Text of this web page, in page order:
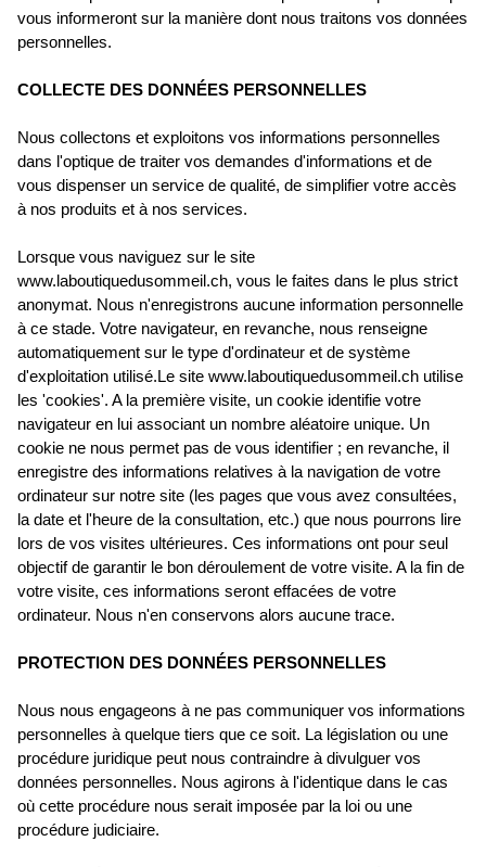
vous informeront sur la manière dont nous traitons vos données
personnelles.
COLLECTE DES DONNÉES PERSONNELLES
Nous collectons et exploitons vos informations personnelles
dans l'optique de traiter vos demandes d'informations et de
vous dispenser un service de qualité, de simplifier votre accès
à nos produits et à nos services.
Lorsque vous naviguez sur le site
www.laboutiquedusommeil.ch, vous le faites dans le plus strict
anonymat. Nous n'enregistrons aucune information personnelle
à ce stade. Votre navigateur, en revanche, nous renseigne
automatiquement sur le type d'ordinateur et de système
d'exploitation utilisé.Le site www.laboutiquedusommeil.ch utilise
les 'cookies'. A la première visite, un cookie identifie votre
navigateur en lui associant un nombre aléatoire unique. Un
cookie ne nous permet pas de vous identifier ; en revanche, il
enregistre des informations relatives à la navigation de votre
ordinateur sur notre site (les pages que vous avez consultées,
la date et l'heure de la consultation, etc.) que nous pourrons lire
lors de vos visites ultérieures. Ces informations ont pour seul
objectif de garantir le bon déroulement de votre visite. A la fin de
votre visite, ces informations seront effacées de votre
ordinateur. Nous n'en conservons alors aucune trace.
PROTECTION DES DONNÉES PERSONNELLES
Nous nous engageons à ne pas communiquer vos informations
personnelles à quelque tiers que ce soit. La législation ou une
procédure juridique peut nous contraindre à divulguer vos
données personnelles. Nous agirons à l'identique dans le cas
où cette procédure nous serait imposée par la loi ou une
procédure judiciaire.